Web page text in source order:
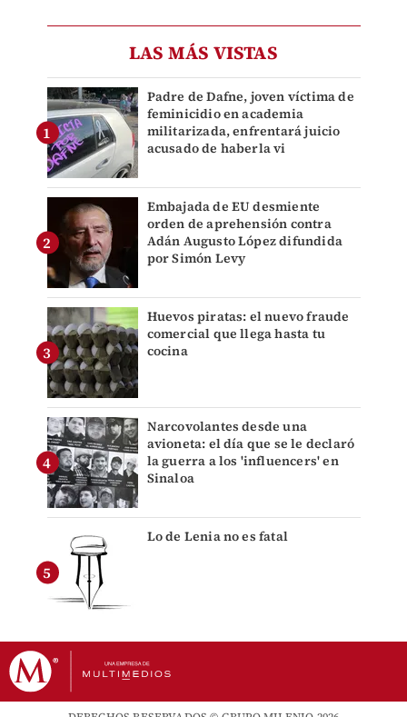
LAS MÁS VISTAS
Padre de Dafne, joven víctima de
feminicidio en academia
militarizada, enfrentará juicio
acusado de haberla vi
Embajada de EU desmiente
orden de aprehensión contra
Adán Augusto López difundida
por Simón Levy
Huevos piratas: el nuevo fraude
comercial que llega hasta tu
cocina
Narcovolantes desde una
avioneta: el día que se le declaró
la guerra a los 'influencers' en
Sinaloa
Lo de Lenia no es fatal